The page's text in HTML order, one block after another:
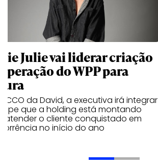
Julie vai liderar criação
do WPP para
CCO da David, a executiva irá integrar
que a holding está montando
atender o cliente conquistado em
no início do ano